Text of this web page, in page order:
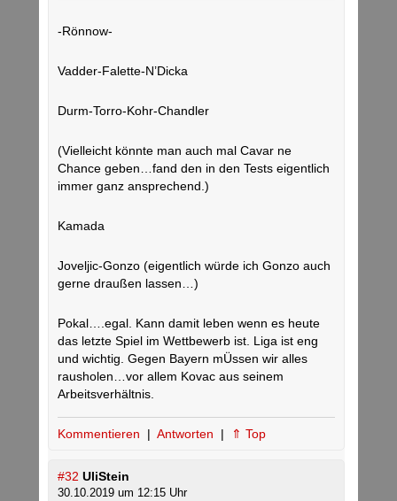
-Rönnow-
Vadder-Falette-N’Dicka
Durm-Torro-Kohr-Chandler
(Vielleicht könnte man auch mal Cavar ne
Chance geben…fand den in den Tests eigentlich
immer ganz ansprechend.)
Kamada
Joveljic-Gonzo (eigentlich würde ich Gonzo auch
gerne draußen lassen…)
Pokal….egal. Kann damit leben wenn es heute
das letzte Spiel im Wettbewerb ist. Liga ist eng
und wichtig. Gegen Bayern mÜssen wir alles
rausholen…vor allem Kovac aus seinem
Arbeitsverhältnis.
Kommentieren | Antworten | ⇑ Top
#32 UliStein
30.10.2019 um 12:15 Uhr